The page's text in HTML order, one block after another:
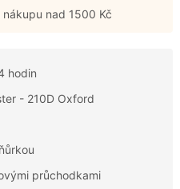
nad 1500 Kč
hodin
- 210D Oxford
průchodkami